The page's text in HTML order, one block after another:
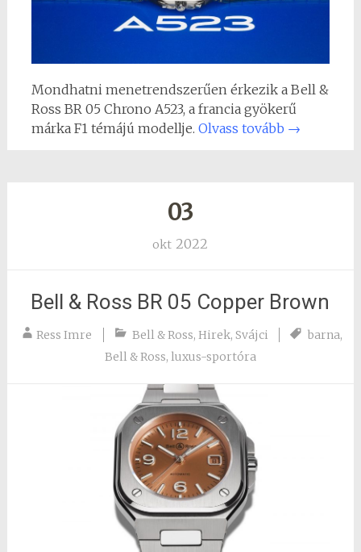
Mondhatni menetrendszerűen érkezik a Bell &
Ross BR 05 Chrono A523, a francia gyökerű
márka F1 témájú modellje. Olvass tovább →
03
okt 2022
Bell & Ross BR 05 Copper Brown
Ress Imre Bell & Ross, Hirek, Svájci barna,
Bell & Ross, luxus-sportóra